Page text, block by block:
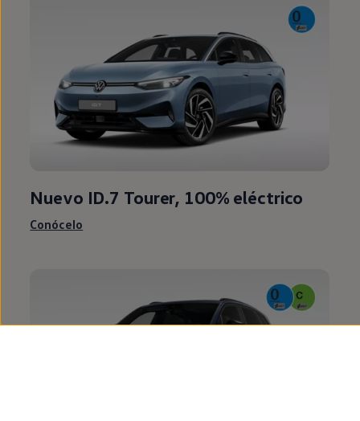
Nuevo ID.7 Tourer, 100% eléctrico
Conócelo